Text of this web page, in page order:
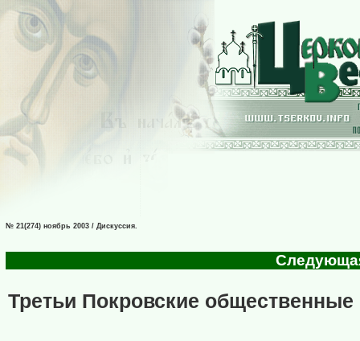
№ 21(274) ноябрь 2003 / Дискуссия.
Третьи Покровские общественные